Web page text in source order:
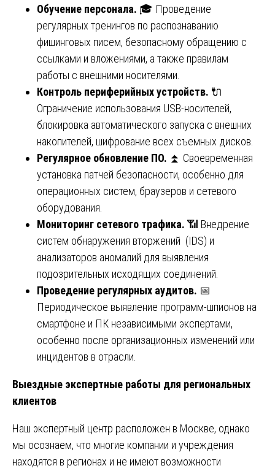
Обучение персонала. 🎓 Проведение
регулярных тренингов по распознаванию
фишинговых писем, безопасному обращению с
ссылками и вложениями, а также правилам
работы с внешними носителями.
Контроль периферийных устройств. 🔌
Ограничение использования USB-носителей,
блокировка автоматического запуска с внешних
накопителей, шифрование всех съемных дисков.
Регулярное обновление ПО. ⏫ Своевременная
установка патчей безопасности, особенно для
операционных систем, браузеров и сетевого
оборудования.
Мониторинг сетевого трафика. 📶 Внедрение
систем обнаружения вторжений (IDS) и
анализаторов аномалий для выявления
подозрительных исходящих соединений.
Проведение регулярных аудитов. 📅
Периодическое выявление программ-шпионов на
смартфоне и ПК независимыми экспертами,
особенно после организационных изменений или
инцидентов в отрасли.
Выездные экспертные работы для региональных
клиентов
Наш экспертный центр расположен в Москве, однако
мы осознаем, что многие компании и учреждения
находятся в регионах и не имеют возможности